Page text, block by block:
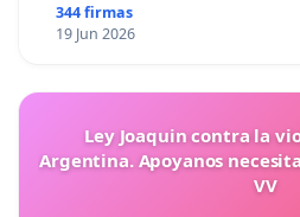
344 firmas
19 Jun 2026
Ley Joaquin contra la
Argentina. Apoyanos
VV